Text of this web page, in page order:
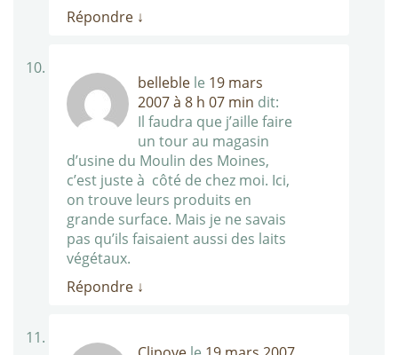
Répondre ↓
belleble le 19 mars
2007 à 8 h 07 min dit:
Il faudra que j’aille faire
un tour au magasin
d’usine du Moulin des Moines,
c’est juste à côté de chez moi. Ici,
on trouve leurs produits en
grande surface. Mais je ne savais
pas qu’ils faisaient aussi des laits
végétaux.
Répondre ↓